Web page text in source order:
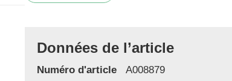
Données de l’article
Numéro d'article
A008879